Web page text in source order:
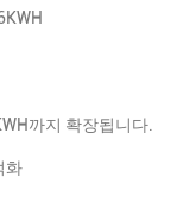
까지 확장됩니다.
화